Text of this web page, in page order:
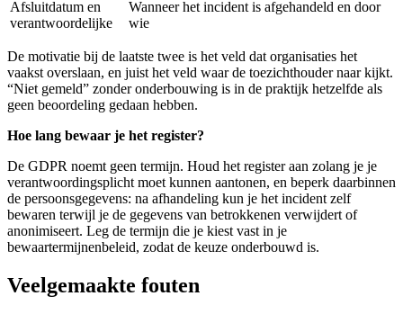
Afsluitdatum en
verantwoordelijke
Wanneer het incident is afgehandeld en door
wie
De motivatie bij de laatste twee is het veld dat organisaties het
vaakst overslaan, en juist het veld waar de toezichthouder naar kijkt.
“Niet gemeld” zonder onderbouwing is in de praktijk hetzelfde als
geen beoordeling gedaan hebben.
Hoe lang bewaar je het register?
De GDPR noemt geen termijn. Houd het register aan zolang je je
verantwoordingsplicht moet kunnen aantonen, en beperk daarbinnen
de persoonsgegevens: na afhandeling kun je het incident zelf
bewaren terwijl je de gegevens van betrokkenen verwijdert of
anonimiseert. Leg de termijn die je kiest vast in je
bewaartermijnenbeleid, zodat de keuze onderbouwd is.
Veelgemaakte fouten